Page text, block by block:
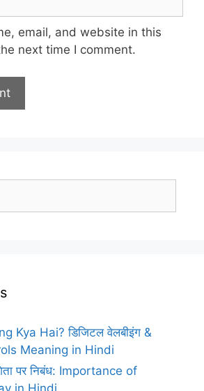
email, and website in this
next time I comment.
Kya Hai? डिजिटल वेलबीइंग &
Meaning in Hindi
पर निबंध: Importance of
in Hindi